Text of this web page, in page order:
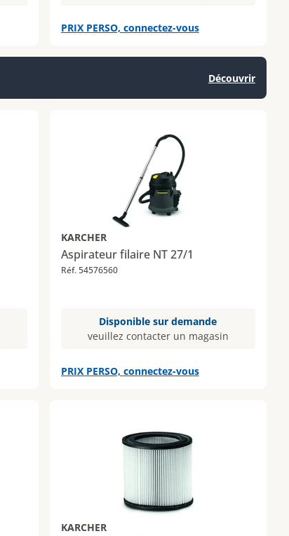
PRIX PERSO, connectez-vous
KARCHER
Aspirateur filaire NT 27/1
Réf. 54576560
Disponible sur demande
veuillez contacter un magasin
PRIX PERSO, connectez-vous
KARCHER
Découvrir